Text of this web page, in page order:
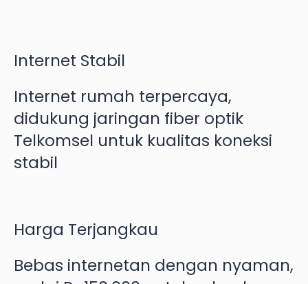
Internet Stabil
Internet rumah terpercaya,
didukung jaringan fiber optik
Telkomsel untuk kualitas koneksi
stabil
Harga Terjangkau
Bebas internetan dengan nyaman,